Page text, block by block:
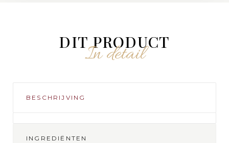
DIT PRODUCT
In detail
BESCHRIJVING
INGREDIËNTEN